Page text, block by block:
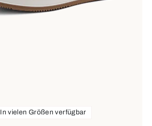
In vielen Größen verfügbar